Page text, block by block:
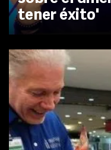
tener éxito'